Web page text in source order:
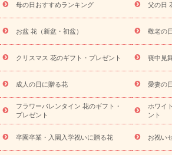
供え・お悔やみ商品一覧
お供え・お悔や
降に贈る花
通夜・葬儀に贈る花
お供え
お供え プリザーブドフラワー
ペットの
盆・初盆）
その他 お祝い返し お見
ビジネス用
ご自宅用 観葉植物 ミ
ドフラワー
スタイルから探す アレン
ンド花
お祝い お供え・お悔やみ 胡
ディ胡蝶蘭・お祝い
ミディ胡蝶蘭・お供
観葉植物
観葉植物 産直多肉植物
お祝い
お供え・お悔やみ 花とセットギ
プチギフト（hanamore -ハナモア-）
花
キューピットのeGfit
カラー ピンク
母の日おすすめランキング 父の日
お盆 花（新盆・初盆） 敬老の
クリスマス 花のギフト・プレゼント 喪中見
成人の日に贈る花 愛妻の
フラワーバレンタイン 花のギフト・
プレゼント
ホワイ
ント
卒園卒業・入園入学祝いに贈る花 お祝い